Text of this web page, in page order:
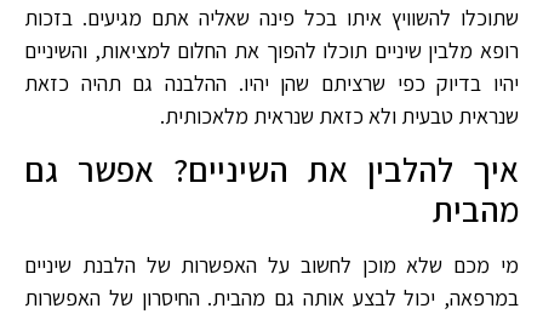
שתוכלו להשוויץ איתו בכל פינה שאליה אתם מגיעים. בזכות
רופא מלבין שיניים תוכלו להפוך את החלום למציאות, והשיניים
יהיו בדיוק כפי שרציתם שהן יהיו. ההלבנה גם תהיה כזאת
שנראית טבעית ולא כזאת שנראית מלאכותית.
איך להלבין את השיניים? אפשר גם
מהבית
מי מכם שלא מוכן לחשוב על האפשרות של הלבנת שיניים
במרפאה, יכול לבצע אותה גם מהבית. החיסרון של האפשרות